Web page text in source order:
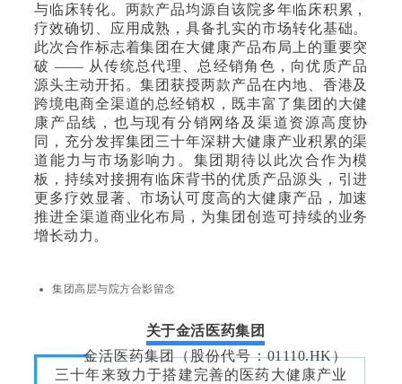
与临床转化。两款产品均源自该院多年临床积累，
疗效确切、应用成熟，具备扎实的市场转化基础。
此次合作标志着集团在大健康产品布局上的重要突
破 —— 从传统总代理、总经销角色，向优质产品
源头主动开拓。集团获授两款产品在内地、香港及
跨境电商全渠道的总经销权，既丰富了集团的大健
康产品线，也与现有分销网络及渠道资源高度协
同，充分发挥集团三十年深耕大健康产业积累的渠
道能力与市场影响力。集团期待以此次合作为模
板，持续对接拥有临床背书的优质产品源头，引进
更多疗效显著、市场认可度高的大健康产品，加速
推进全渠道商业化布局，为集团创造可持续的业务
增长动力。
集团高层与院方合影留念
关于金活医药集团
金活医药集团（股份代号：01110.HK）
三十年来致力于搭建完善的医药大健康产业